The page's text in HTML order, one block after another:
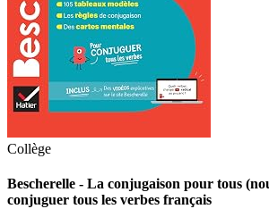
Collège
Bescherelle - La conjugaison pour tous
conjuguer tous les verbes français